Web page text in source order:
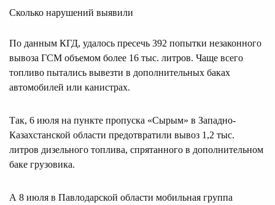
Сколько нарушений выявили
По данным КГД, удалось пресечь 392 попытки незаконного
вывоза ГСМ объемом более 16 тыс. литров. Чаще всего
топливо пытались вывезти в дополнительных баках
автомобилей или канистрах.
Так, 6 июля на пункте пропуска «Сырым» в Западно-
Казахстанской области предотвратили вывоз 1,2 тыс.
литров дизельного топлива, спрятанного в дополнительном
баке грузовика.
А 8 июля в Павлодарской области мобильная группа